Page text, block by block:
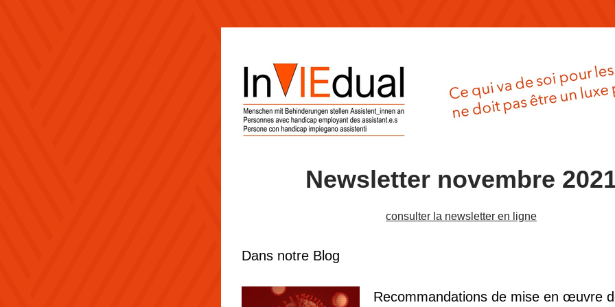
Newsletter novembre
consulter la newsletter en ligne
Dans notre Blog
Recommandations de mise en œuvre